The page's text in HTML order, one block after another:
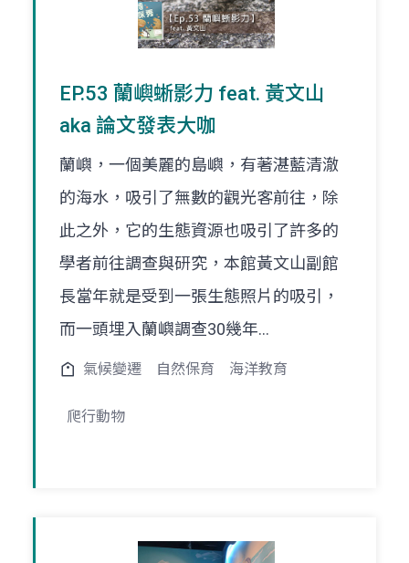
EP.53 蘭嶼蜥影力 feat. 黃文山
aka 論文發表大咖
蘭嶼，一個美麗的島嶼，有著湛藍清澈
的海水，吸引了無數的觀光客前往，除
此之外，它的生態資源也吸引了許多的
學者前往調查與研究，本館黃文山副館
長當年就是受到一張生態照片的吸引，
而一頭埋入蘭嶼調查30幾年...
氣候變遷 自然保育 海洋教育
爬行動物